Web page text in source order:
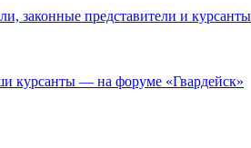
законные представители и
курсанты — на форуме «Гвардейск»